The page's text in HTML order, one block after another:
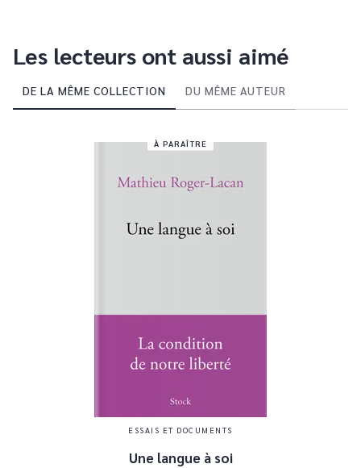
Les lecteurs ont aussi aimé
DE LA MÊME COLLECTION DU MÊME AUTEUR
À PARAÎTRE
ESSAIS ET DOCUMENTS
Une langue à soi